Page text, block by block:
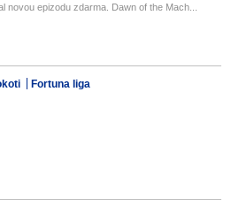
novou epizodu zdarma. Dawn of the Mach...
Fortuna liga